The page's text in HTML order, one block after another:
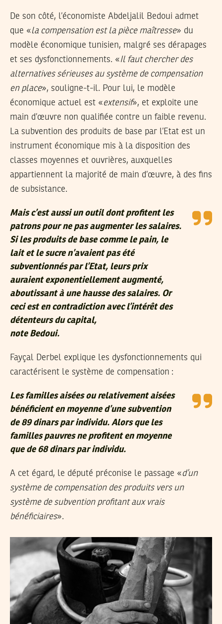
De son côté, l’économiste Abdeljalil Bedoui admet
que «la compensation est la pièce maîtresse» du
modèle économique tunisien, malgré ses dérapages
et ses dysfonctionnements. «Il faut chercher des
alternatives sérieuses au système de compensation
en place», souligne-t-il. Pour lui, le modèle
économique actuel est «extensif», et exploite une
main d’œuvre non qualifiée contre un faible revenu.
La subvention des produits de base par l’Etat est un
instrument économique mis à la disposition des
classes moyennes et ouvrières, auxquelles
appartiennent la majorité de main d’œuvre, à des fins
de subsistance.
Mais c’est aussi un outil dont profitent les
patrons pour ne pas augmenter les salaires.
Si les produits de base comme le pain, le
lait et le sucre n’avaient pas été
subventionnés par l’Etat, leurs prix
auraient exponentiellement augmenté,
aboutissant à une hausse des salaires. Or
ceci est en contradiction avec l’intérêt des
détenteurs du capital,
note Bedoui.
Fayçal Derbel explique les dysfonctionnements qui
caractérisent le système de compensation :
Les familles aisées ou relativement aisées
bénéficient en moyenne d’une subvention
de 89 dinars par individu. Alors que les
familles pauvres ne profitent en moyenne
que de 68 dinars par individu.
A cet égard, le député préconise le passage «d’un
système de compensation des produits vers un
système de subvention profitant aux vrais
bénéficiaires».